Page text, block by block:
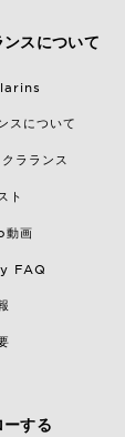
ンスについて
スについて
ラランス
ト
画
FAQ
ーする